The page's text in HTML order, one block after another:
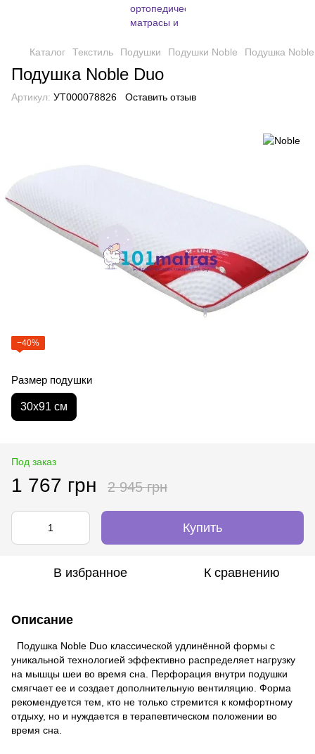
Каталог Текстиль Подушки Подушки Noble Подушка
Подушка Noble Duo
Артикул: УТ000078826 Оставить отзыв
−40%
Размер подушки
30х91 см
Под заказ
1 767 грн 2 945 грн
Купить
В избранное К сравнению
Описание
Подушка Noble Duo классической удлинённой формы с
уникальной технологией эффективно распределяет нагрузку
на мышцы шеи во время сна. Перфорация внутри подушки
смягчает ее и создает дополнительную вентиляцию. Форма
рекомендуется тем, кто не только стремится к комфортному
отдыху, но и нуждается в терапевтическом положении во
время сна.